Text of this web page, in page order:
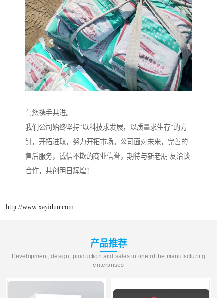
与您携手共进。
我们公司始终坚持“以科技求发展，以质量求生存”的方
针，开拓进取，努力开拓市场。公司面对未来，完善的
售后服务，诚信不欺的商业信誉，期待与新老朋 友洽谈
合作，共创明日辉煌！
http://www.xayidun.com
产品推荐
Development, design, production and sales in one of the manufacturing
enterprises